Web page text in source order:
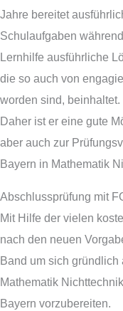
Jahre bereitet
Schulaufgaben
Lernhilfe ausführliche
die so auch von
worden sind, beinhaltet.
Daher ist er eine gute
aber auch zur
Bayern in Mathematik
Abschlussprüfung mit
Mit Hilfe der vielen
nach den neuen
Band um sich gründlich
Mathematik
Bayern vorzubereiten.